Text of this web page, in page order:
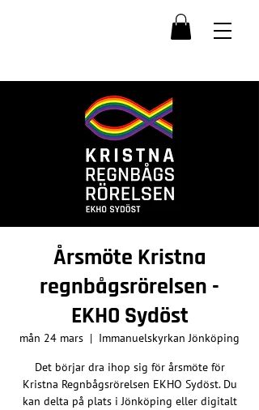
Årsmöte Kristna
regnbågsrörelsen -
EKHO Sydöst
mån 24 mars
  |
Immanuelskyrkan Jönköping
Det börjar dra ihop sig för årsmöte för
Kristna Regnbågsrörelsen EKHO Sydöst. Du
kan delta på plats i Jönköping eller digitalt